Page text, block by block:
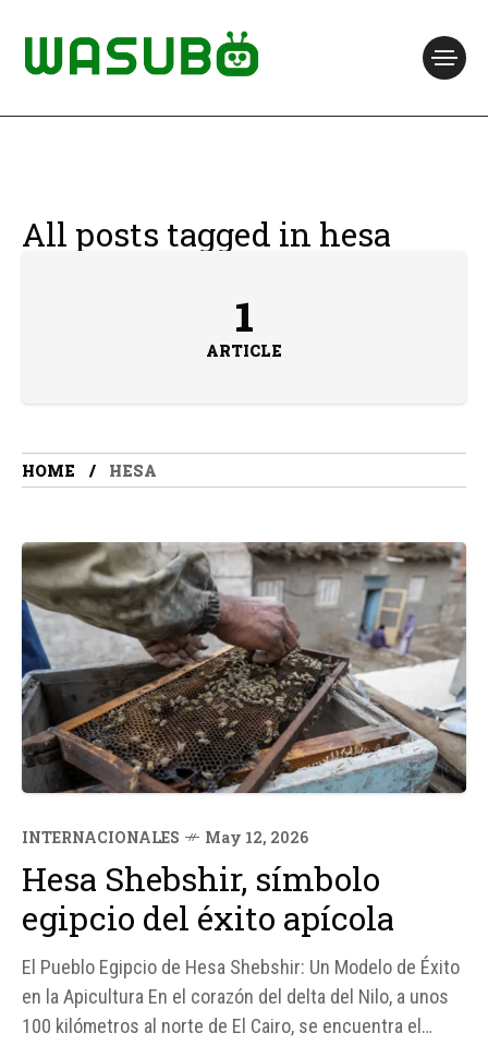
All posts tagged in hesa
1
ARTICLE
HOME HESA
INTERNACIONALES May 12, 2026
Hesa Shebshir, símbolo
egipcio del éxito apícola
El Pueblo Egipcio de Hesa Shebshir: Un Modelo de Éxito
en la Apicultura En el corazón del delta del Nilo, a unos
100 kilómetros al norte de El Cairo, se encuentra el